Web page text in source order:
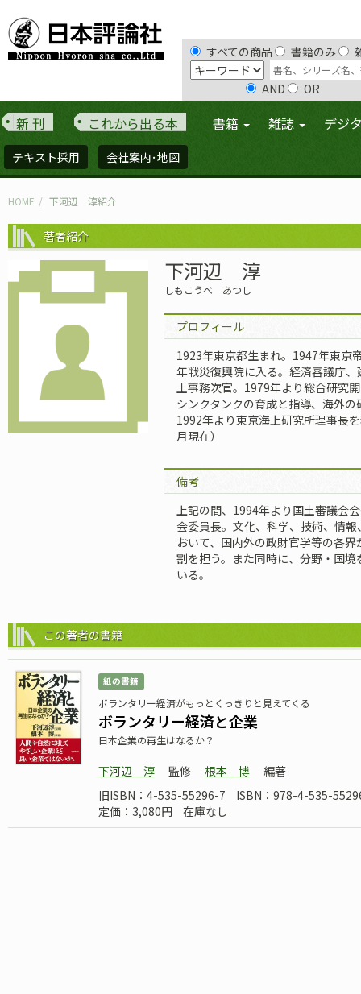
すべての商品 書籍のみ
AND OR
新 刊 これから出る本 書籍 雑誌 デジ
テキスト採用 会社案内･地図
HOME 下河辺 淳紹介
著者紹介
下河辺 淳
しもこうべ あつし
プロフィール
1923年東京都生まれ。1947年東京
年戦災復興院に入る。経済審議庁
土事務次官。1979年より総合研究
シンクタンクの育成と指導、海外
1992年より東京海上研究所理事長
月現在）
備考
上記の間、1994年より国土審議会
会委員長。文化、科学、技術、情
おいて、国内外の政財官学等の各
割を担う。また同時に、分野・国
いる。
この著者の書籍
紙の書籍
ボランタリー経済がもっとくっきりと見えてくる
ボランタリー経済と企業
日本企業の再生はなるか？
下河辺 淳 監修 根本 博
編著
旧ISBN：4-535-55296-7
ISBN：978-4-535-
定価：3,080円
在庫なし